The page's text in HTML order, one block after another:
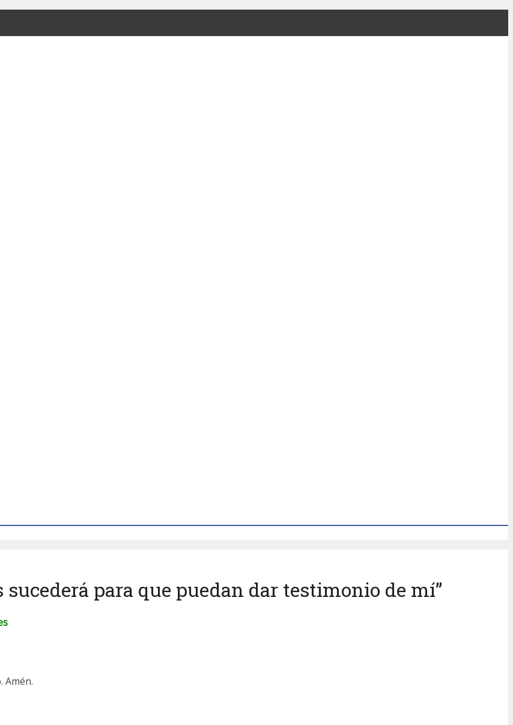
sucederá para que puedan dar testimonio de mí”
Amén.